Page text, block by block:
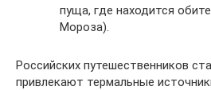
пуща, где находится
Мороза).
Российских путешественников
привлекают термальные